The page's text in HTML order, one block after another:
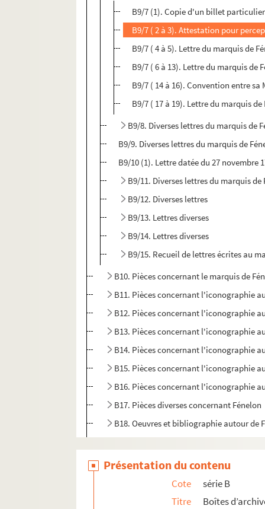
B9/7 (1). Copie d'un billet
B9/7 ( 2 à 3). Attestation pour
B9/7 ( 4 à 5). Lettre du marquis de
B9/7 ( 6 à 13). Lettre du marquis de
B9/7 ( 14 à 16). Convention entre
B9/7 ( 17 à 19). Lettre du marquis
B9/8. Diverses lettres du marquis de
B9/9. Diverses lettres du marquis de
B9/10 (1). Lettre datée du 27
B9/11. Diverses lettres du marquis de
B9/12. Diverses lettres
B9/13. Lettres diverses
B9/14. Lettres diverses
B9/15. Recueil de lettres écrites au
B10. Pièces concernant le marquis de
B11. Pièces concernant l'iconographie
B12. Pièces concernant l'iconographie
B13. Pièces concernant l'iconographie
B14. Pièces concernant l'iconographie
B15. Pièces concernant l'iconographie
B16. Pièces concernant l'iconographie
B17. Pièces diverses concernant Fénelon
B18. Oeuvres et bibliographie autour de
B20. Oeuvres et bibliographies autour
B21. Pièces concernant l'Académie
BB22. Pièces concernant l'iconographie
Présentation du contenu
Cote
série B
Titre
Boîtes